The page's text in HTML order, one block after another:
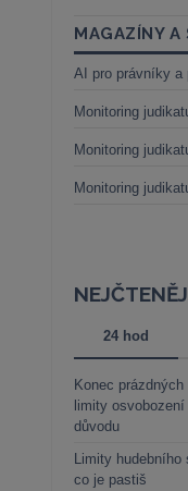
MAGAZÍNY A
AI pro právníky a
Monitoring
Monitoring
Monitoring
24 hod
Konec
limity
důvodu
Limity hudebního
co je pastiš